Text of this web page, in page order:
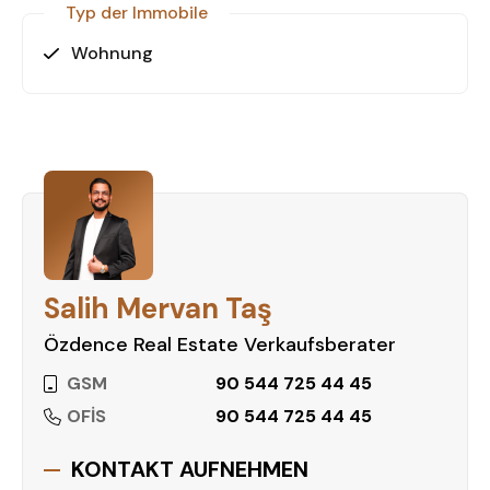
Typ der Immobile
Wohnung
Salih Mervan Taş
Özdence Real Estate Verkaufsberater
GSM
90 544 725 44 45
OFİS
90 544 725 44 45
KONTAKT AUFNEHMEN